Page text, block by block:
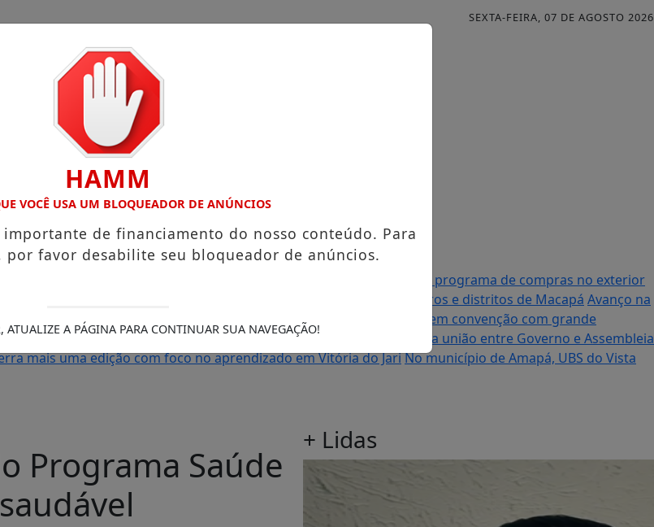
SEXTA-FEIRA, 07 DE AGOSTO 2026
atuação voltada ao município
Receita Federal anuncia mudanças no programa de compras no exterior
2026 segue definindo finalistas do concurso contemplando bairros e distritos de Macapá Avanço na
MDB oficializa candidatura de Carol Monteiro à Assembleia Legislativa em convenção com grande
da BR-210 em Pedra Branca do AmapariSenador Randolfe destaca união entre Governo e Assembleia
mais uma edição com foco no aprendizado em Vitória do JariNo município de Amapá, UBS do Vista
Programa Saúde
+ Lidas
HAMM
VOCÊ USA UM BLOQUEADOR DE ANÚNCIOS
de financiamento do nosso conteúdo. Para
por favor desabilite seu bloqueador de anúncios.
ATUALIZE A PÁGINA PARA CONTINUAR SUA NAVEGAÇÃO!